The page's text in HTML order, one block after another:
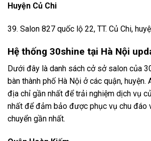
Huyện Củ Chi
39. Salon 827 quốc lộ 22, TT. Củ Chi,
Hệ thống 30shine tại Hà Nội
Dưới đây là danh sách cở sở salon của
bàn thành phố Hà Nội ở các quận, huyện.
địa chỉ gần nhất để trải nghiệm dịch vụ
nhất để đảm bảo được phục vụ chu đáo
chuyển gần nhất.